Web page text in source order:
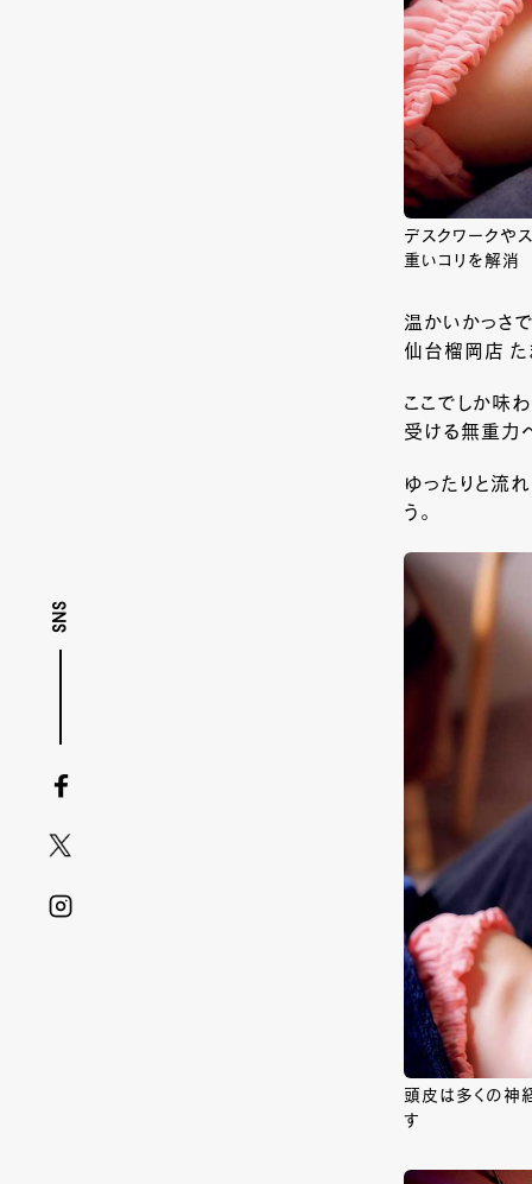
SNS
デスクワークや
重いコリを解消
温かいかっさ
仙台榴岡店 た
ここでしか味
受ける無重力
ゆったりと流
う。
頭皮は多くの神
す